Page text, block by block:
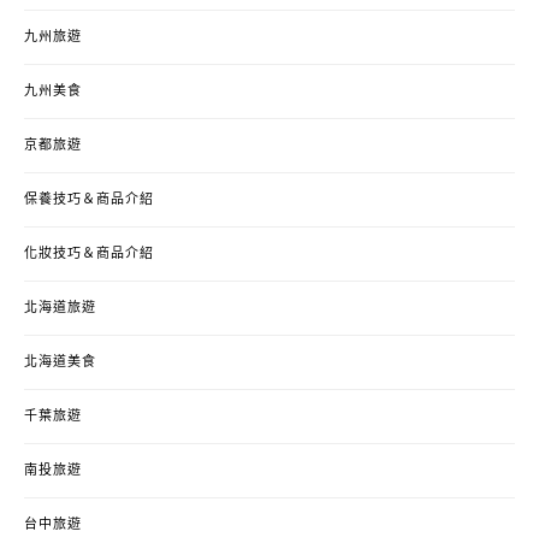
九州旅遊
九州美食
京都旅遊
保養技巧＆商品介紹
化妝技巧＆商品介紹
北海道旅遊
北海道美食
千葉旅遊
南投旅遊
台中旅遊